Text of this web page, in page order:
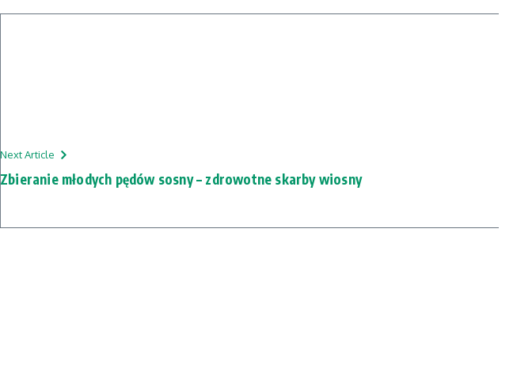
Next Article
Zbieranie młodych pędów sosny – zdrowotne skarby wiosny